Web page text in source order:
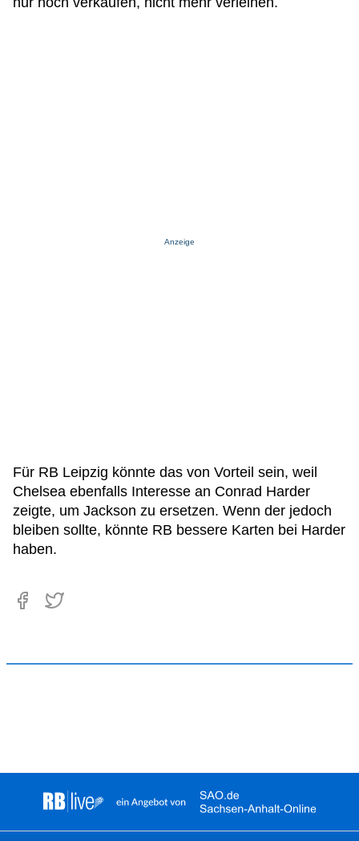
Anzeige
Für RB Leipzig könnte das von Vorteil sein, weil
Chelsea ebenfalls Interesse an Conrad Harder
zeigte, um Jackson zu ersetzen. Wenn der jedoch
bleiben sollte, könnte RB bessere Karten bei Harder
haben.